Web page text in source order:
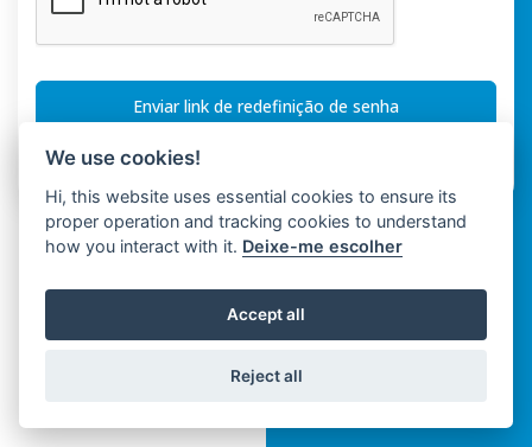
Enviar link de redefinição de senha
Ou
Copyright © Spaza 2026
We use cookies!
Hi, this website uses essential cookies to ensure its
proper operation and tracking cookies to understand
how you interact with it. Deixe-me escolher
Accept all
Reject all